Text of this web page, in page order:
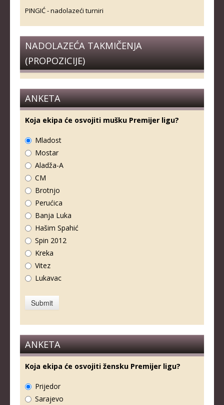
PINGIĆ - nadolazeći turniri
NADOLAZEĆA TAKMIČENJA
(PROPOZICIJE)
ANKETA
Koja ekipa će osvojiti mušku Premijer ligu?
Mladost
Mostar
Aladža-A
CM
Brotnjo
Perućica
Banja Luka
Hašim Spahić
Spin 2012
Kreka
Vitez
Lukavac
ANKETA
Koja ekipa će osvojiti žensku Premijer ligu?
Prijedor
Sarajevo